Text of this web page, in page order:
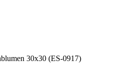
30x30 (ES-0917)